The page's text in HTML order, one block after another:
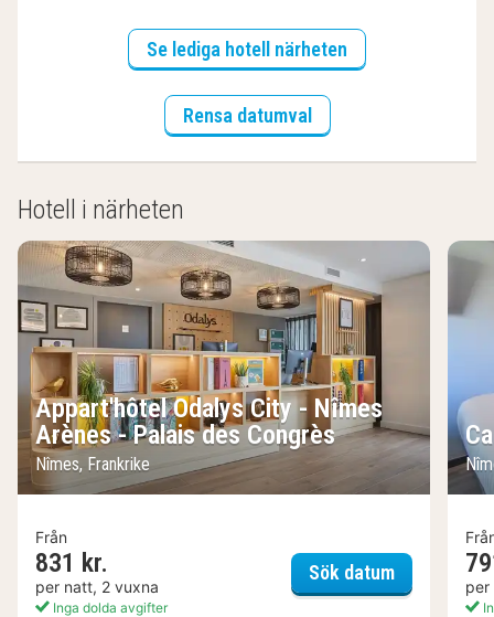
Se lediga hotell närheten
Rensa datumval
Hotell i närheten
Appart'hôtel Odalys City - Nîmes
Arènes - Palais des Congrès
Nîmes, Frankrike
Från
831 kr.
per natt, 2 vuxna
Inga dolda avgifter
Sök datum
per